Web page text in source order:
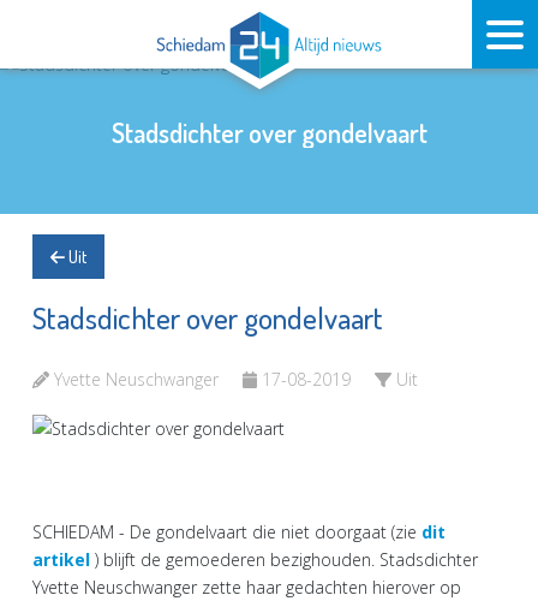
Stadsdichter over gondelvaart
Uit
Stadsdichter over gondelvaart
Yvette Neuschwanger 17-08-2019 Uit
SCHIEDAM - De gondelvaart die niet doorgaat (zie dit
artikel ) blijft de gemoederen bezighouden. Stadsdichter
Yvette Neuschwanger zette haar gedachten hierover op